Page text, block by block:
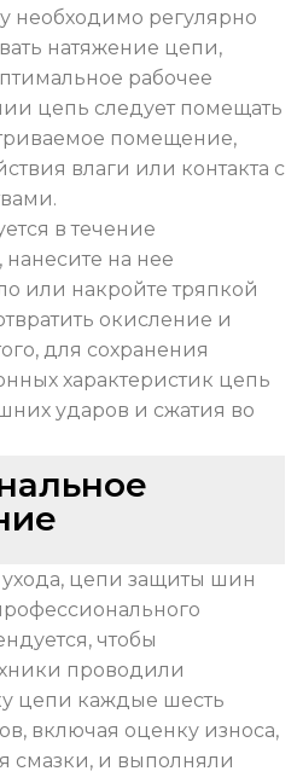
необходимо регулярно
натяжение цепи,
рабочее
цепь следует помещать
помещение,
влаги или контакта с
в течение
на нее
или накройте тряпкой
окисление и
для сохранения
характеристик цепь
ударов и сжатия во
цепи защиты шин
чтобы
проводили
цепи каждые шесть
включая оценку износа,
смазки, и выполняли